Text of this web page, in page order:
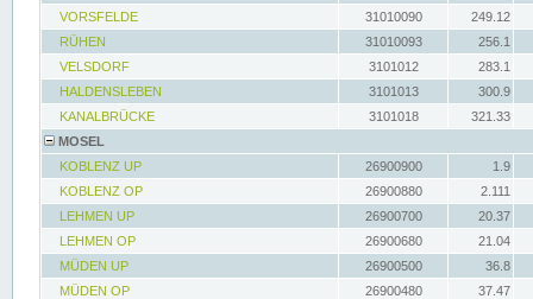
VORSFELDE
31010090
249.12
RÜHEN
31010093
256.1
VELSDORF
3101012
283.1
HALDENSLEBEN
3101013
300.9
KANALBRÜCKE
3101018
321.33
MOSEL
KOBLENZ UP
26900900
1.9
KOBLENZ OP
26900880
2.111
LEHMEN UP
26900700
20.37
LEHMEN OP
26900680
21.04
MÜDEN UP
26900500
36.8
MÜDEN OP
26900480
37.47